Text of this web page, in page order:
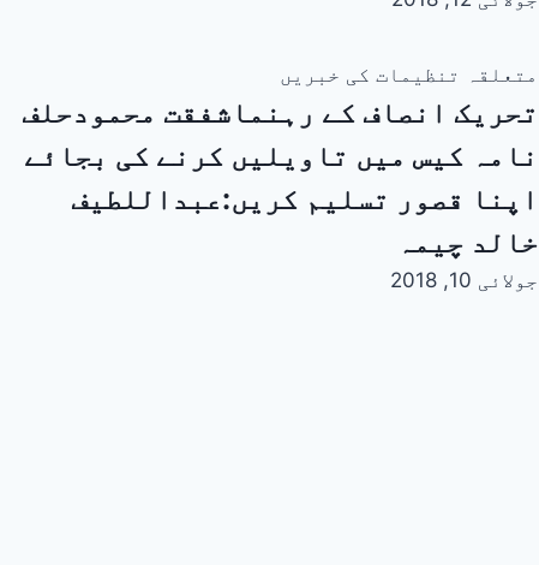
متعلقہ تنظیمات کی خبریں
تحریک انصاف کے رہنماشفقت محمودحلف
نامہ کیس میں تاویلیں کرنے کی بجائے
اپنا قصور تسلیم کریں:عبداللطیف
خالد چیمہ
جولائی 10, 2018